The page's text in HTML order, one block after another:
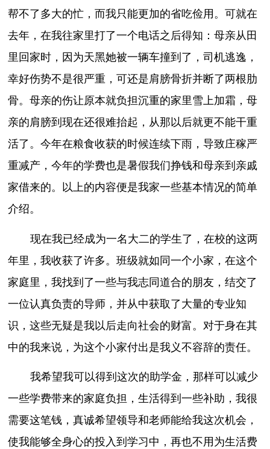
帮不了多大的忙，而我只能更加的省吃俭用。可就在
去年，在我往家里打了一个电话之后得知：母亲从田
里回家时，因为天黑她被一辆车撞到了，司机逃逸，
幸好伤势不是很严重，可还是肩膀骨折并断了两根肋
骨。母亲的伤让原本就负担沉重的家里雪上加霜，母
亲的肩膀到现在还很难抬起，从那以后就更不能干重
活了。今年在粮食收获的时候连续下雨，导致庄稼严
重减产，今年的学费也是暑假我们挣钱和母亲到亲戚
家借来的。以上的内容便是我家一些基本情况的简单
介绍。
现在我已经成为一名大二的学生了，在校的这两
年里，我收获了许多。班级就如同一个小家，在这个
家庭里，我找到了一些与我志同道合的朋友，结交了
一位认真负责的导师，并从中获取了大量的专业知
识，这些无疑是我以后走向社会的财富。对于身在其
中的我来说，为这个小家付出是我义不容辞的责任。
我希望我可以得到这次的助学金，那样可以减少
一些学费带来的家庭负担，生活得到一些补助，我很
需要这笔钱，真诚希望领导和老师能给我这次机会，
使我能够全身心的投入到学习中，再也不用为生活费